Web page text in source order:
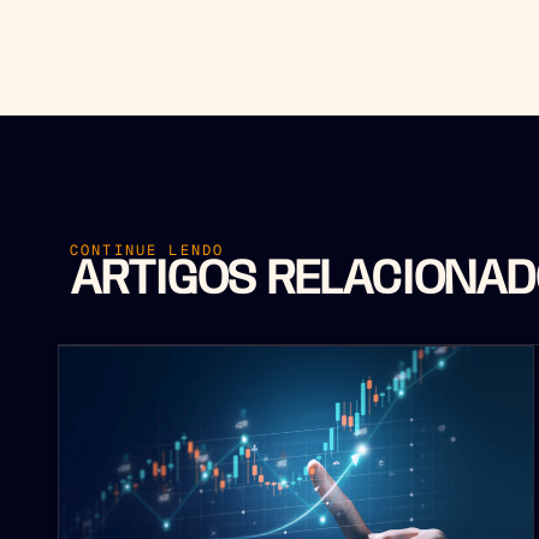
CONTINUE LENDO
ARTIGOS